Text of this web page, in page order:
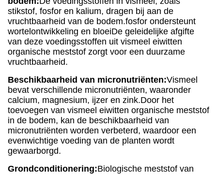
stikstof, fosfor en kalium, dragen bij aan de
vruchtbaarheid van de bodem.fosfor ondersteunt
wortelontwikkeling en bloeiDe geleidelijke afgifte
van deze voedingsstoffen uit vismeel eiwitten
organische meststof zorgt voor een duurzame
vruchtbaarheid.
Beschikbaarheid van micronutriënten:Vismeel
bevat verschillende micronutriënten, waaronder
calcium, magnesium, ijzer en zink.Door het
toevoegen van vismeel eiwitten organische meststof
in de bodem, kan de beschikbaarheid van
micronutriënten worden verbeterd, waardoor een
evenwichtige voeding van de planten wordt
gewaarborgd.
Grondconditionering:Biologische meststof van